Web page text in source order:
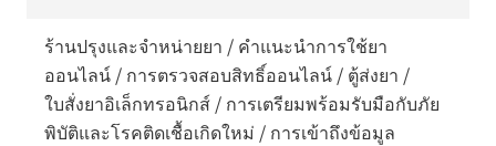
ร้านปรุงและจำหน่ายยา / คำแนะนำการใช้ยา
ออนไลน์ / การตรวจสอบสิทธิ์ออนไลน์ / ตู้ส่งยา /
ใบสั่งยาอิเล็กทรอนิกส์ / การเตรียมพร้อมรับมือกับภัย
พิบัติและโรคติดเชื้อเกิดใหม่ / การเข้าถึงข้อมูล